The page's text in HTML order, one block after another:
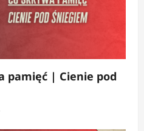
pamięć | Cienie pod